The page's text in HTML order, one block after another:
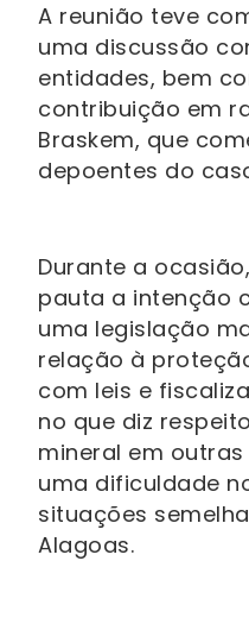
A reunião teve
uma discussão
entidades, bem
contribuição em
Braskem, que
depoentes do
Durante a
pauta a intenção
uma legislação
relação à
com leis e
no que diz
mineral em
uma dificuldade
situações
Alagoas.